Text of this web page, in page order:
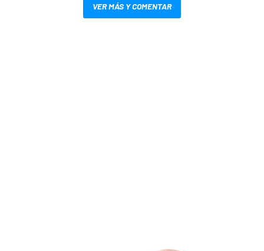
VER MÁS Y COMENTAR